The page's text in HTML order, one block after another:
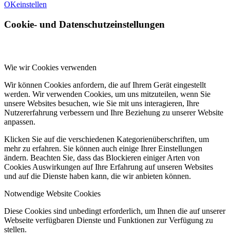
OKeinstellen
Cookie- und Datenschutzeinstellungen
Wie wir Cookies verwenden
Wir können Cookies anfordern, die auf Ihrem Gerät eingestellt
werden. Wir verwenden Cookies, um uns mitzuteilen, wenn Sie
unsere Websites besuchen, wie Sie mit uns interagieren, Ihre
Nutzererfahrung verbessern und Ihre Beziehung zu unserer Website
anpassen.
Klicken Sie auf die verschiedenen Kategorienüberschriften, um
mehr zu erfahren. Sie können auch einige Ihrer Einstellungen
ändern. Beachten Sie, dass das Blockieren einiger Arten von
Cookies Auswirkungen auf Ihre Erfahrung auf unseren Websites
und auf die Dienste haben kann, die wir anbieten können.
Notwendige Website Cookies
Diese Cookies sind unbedingt erforderlich, um Ihnen die auf unserer
Webseite verfügbaren Dienste und Funktionen zur Verfügung zu
stellen.